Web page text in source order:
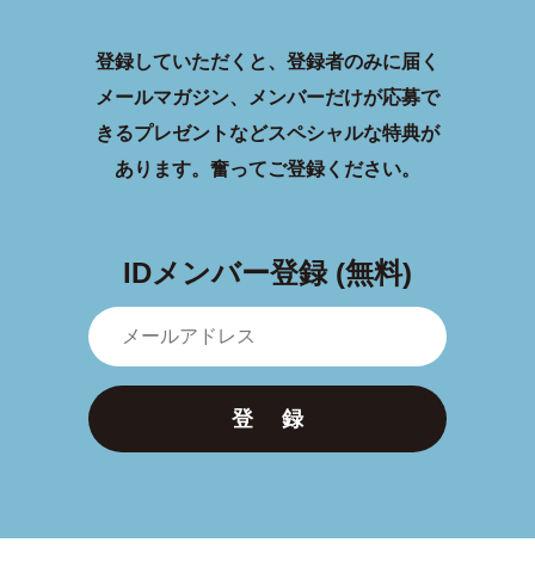
登録していただくと、登録者のみに届く
メールマガジン、メンバーだけが応募で
きるプレゼントなどスペシャルな特典が
あります。 奮ってご登録ください。
IDメンバー登録 (無料)
登 録